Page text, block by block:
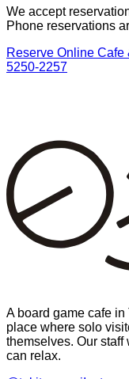
We accept
Phone reservations
Reserve Online Cafe
5250-2257
A board game cafe
place where solo
themselves. Our
can relax.